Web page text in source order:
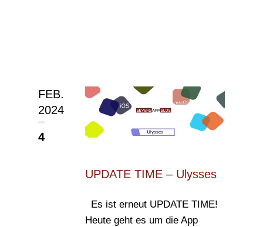
FEB.
2024
4
UPDATE TIME – Ulysses
Es ist erneut UPDATE TIME!
Heute geht es um die App